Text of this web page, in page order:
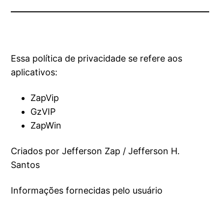
Essa política de privacidade se refere aos
aplicativos:
ZapVip
GzVIP
ZapWin
Criados por Jefferson Zap / Jefferson H.
Santos
Informações fornecidas pelo usuário